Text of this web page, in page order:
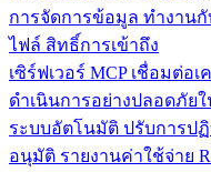
การจัดการข้อมูล ทำงานกั
ไฟล์ สิทธิ์การเข้าถึง
เซิร์ฟเวอร์ MCP เชื่อมต่อเ
ดำเนินการอย่างปลอดภั
ระบบอัตโนมัติ ปรับการป
อนุมัติ รายงานค่าใช้จ่าย